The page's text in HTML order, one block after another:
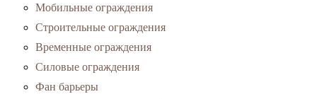
Мобильные ограждения
Строительные ограждения
Временные ограждения
Силовые ограждения
Фан барьеры